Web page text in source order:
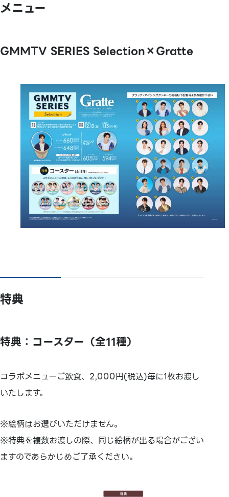
メニュー
GMMTV SERIES Selection×Gratte
特典
特典：コースター（全11種）
コラボメニューご飲食、2,000円(税込)毎に1枚お渡し
いたします。
※絵柄はお選びいただけません。
※特典を複数お渡しの際、同じ絵柄が出る場合がござい
ますのであらかじめご了承ください。